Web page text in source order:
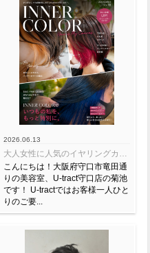
2026.06.13
大人女性に人気のイヤリングカラー＆ビビットカラー特集
こんにちは！大阪府守口市竜田通
りの美容室、U-tract守口店の菊池
です！ U-tractではお客様一人ひと
りのご要...